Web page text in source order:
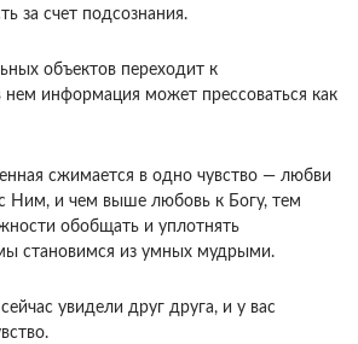
за счет подсо­знания.
объектов переходит к
информация может прес­соваться как
сжимается в одно чувство — любви
Ним, и чем выше любовь к Богу, тем
обобщать и уплотнять
становимся из умных муд­рыми.
увидели друг друга, и у вас